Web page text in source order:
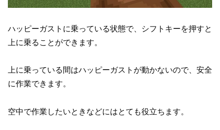
ハッピーガストに乗っている状態で、シフトキーを押すと
上に乗ることができます。
上に乗っている間はハッピーガストが動かないので、安全
に作業できます。
空中で作業したいときなどにはとても役立ちます。